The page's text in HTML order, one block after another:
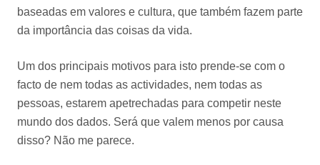
baseadas em valores e cultura, que também fazem parte
da importância das coisas da vida.
Um dos principais motivos para isto prende-se com o
facto de nem todas as actividades, nem todas as
pessoas, estarem apetrechadas para competir neste
mundo dos dados. Será que valem menos por causa
disso? Não me parece.